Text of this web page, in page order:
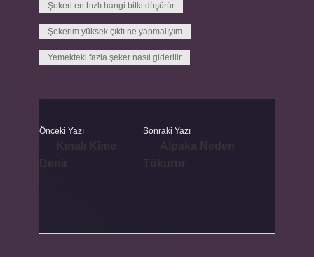
Şekeri en hızlı hangi bitki düşürür
Şekerim yüksek çıktı ne yapmalıyım
Yemekteki fazla şeker nasıl giderilir
Önceki Yazı Sonraki Yazı